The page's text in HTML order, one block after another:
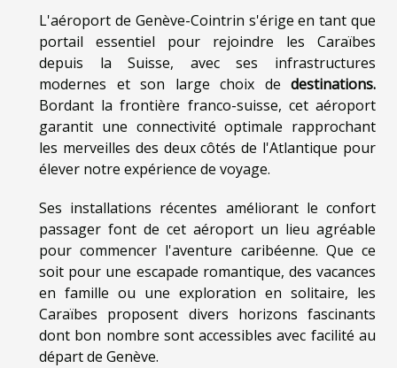
L'aéroport de Genève-Cointrin s'érige en tant que
portail essentiel pour rejoindre les Caraïbes
depuis la Suisse, avec ses infrastructures
modernes et son large choix de destinations.
Bordant la frontière franco-suisse, cet aéroport
garantit une connectivité optimale rapprochant
les merveilles des deux côtés de l'Atlantique pour
élever notre expérience de voyage.
Ses installations récentes améliorant le confort
passager font de cet aéroport un lieu agréable
pour commencer l'aventure caribéenne. Que ce
soit pour une escapade romantique, des vacances
en famille ou une exploration en solitaire, les
Caraïbes proposent divers horizons fascinants
dont bon nombre sont accessibles avec facilité au
départ de Genève.